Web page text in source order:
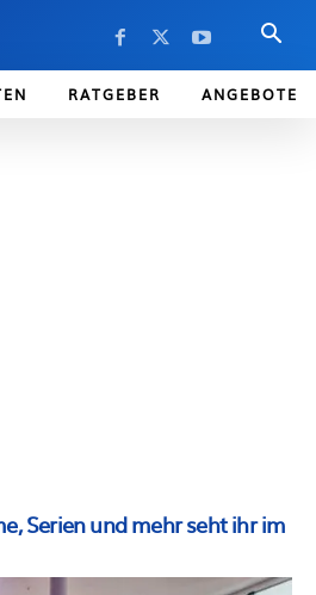
RATGEBER ANGEBOTE
Serien und mehr seht ihr im